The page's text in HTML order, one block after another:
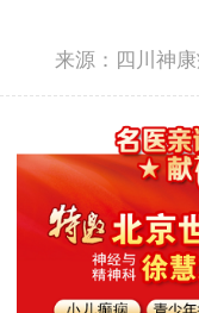
来源：四川神